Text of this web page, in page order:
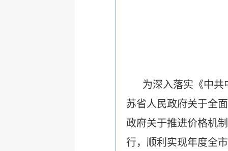
为深入落实《中共
苏省人民政府关于全
政府关于推进价格机
行，顺利实现年度全